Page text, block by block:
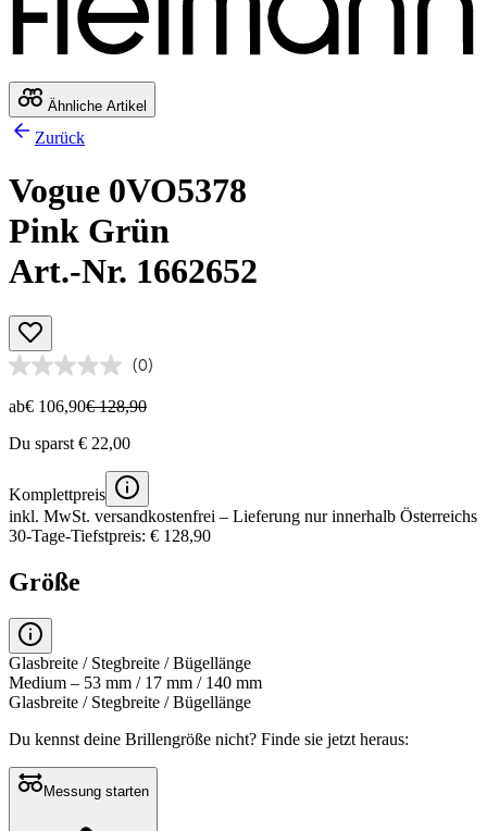
Ähnliche Artikel
Zurück
Vogue 0VO5378
Pink Grün
Art.-Nr. 1662652
(0)
ab€ 106,90€ 128,90
Du sparst € 22,00
Komplettpreis
inkl. MwSt. versandkostenfrei – Lieferung nur innerhalb Österreichs
30-Tage-Tiefstpreis: € 128,90
Größe
Glasbreite / Stegbreite / Bügellänge
Medium – 53 mm / 17 mm / 140 mm
Glasbreite / Stegbreite / Bügellänge
Du kennst deine Brillengröße nicht? Finde sie jetzt heraus:
Messung starten